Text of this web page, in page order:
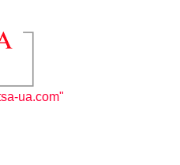
ua.com"